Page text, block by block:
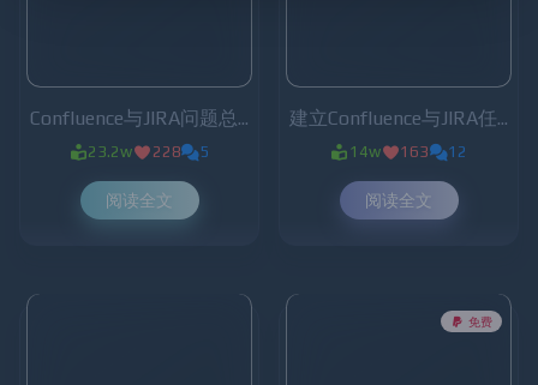
Confluence与JIRA问题总结及性能优化
23.2w 228 5
阅读全文
建立Confluence与JIRA任务关联：实现无缝协作
14w 163 12
阅读全文
免费